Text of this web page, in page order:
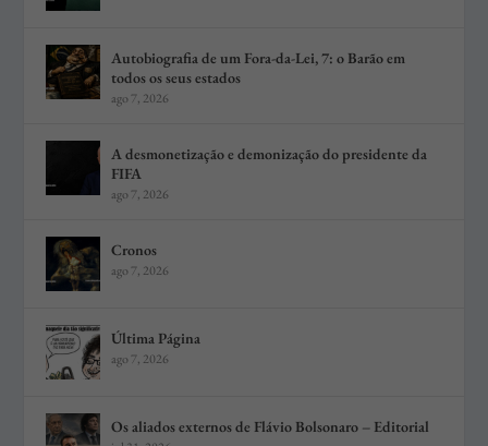
Autobiografia de um Fora-da-Lei, 7: o Barão em
todos os seus estados
ago 7, 2026
A desmonetização e demonização do presidente da
FIFA
ago 7, 2026
Cronos
ago 7, 2026
Última Página
ago 7, 2026
Os aliados externos de Flávio Bolsonaro – Editorial